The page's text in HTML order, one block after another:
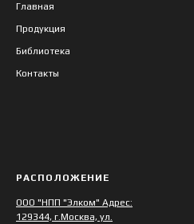
Главная
Продукция
Библиотека
Контакты
РАСПОЛОЖЕНИЕ
ООО "НПП "Элком" Адрес:
129344, г.Москва, ул.